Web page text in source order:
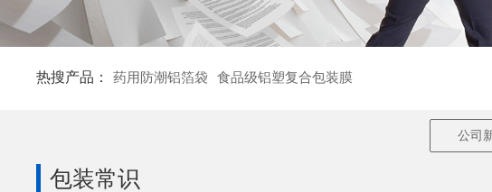
热搜产品： 药用防潮铝箔袋 食品级铝塑复合包装膜
公司
包装常识